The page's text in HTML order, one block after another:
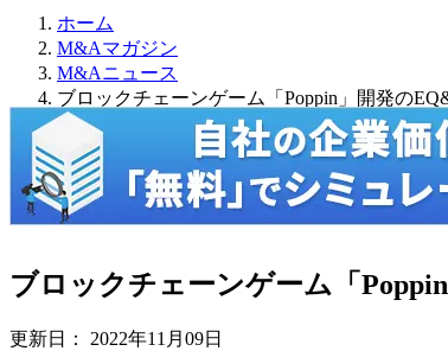
ホーム
M&Aマガジン
M&Aニュース
ブロックチェーンゲーム「Poppin」開発の
ブロックチェーンゲーム「
更新日： 2022年11月09日